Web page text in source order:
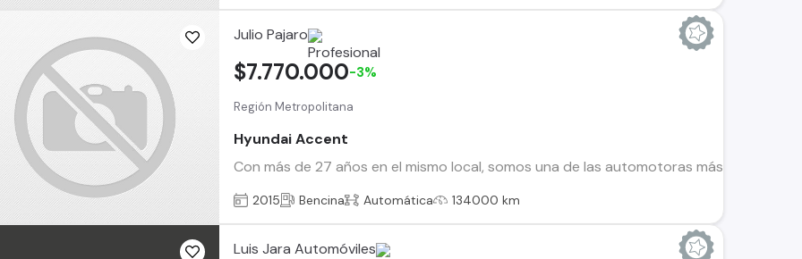
Julio Pajaro
Región Metropolitana
Hyundai Accent
Con más de 27 años en el mismo local, somos una de las automotoras más antiguas
$7.770.000-3%
2015 Bencina Automática 134000 km
Luis Jara Automóviles